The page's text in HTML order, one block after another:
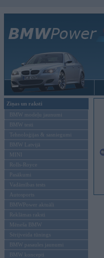
Ziņas un raksti
BMW modeļu jaunumi
BMW testi
Tehnoloģijas & sasniegumi
BMW Latvijā
MINI
Rolls-Royce
Pasākumi
Vadāmības tests
Autosports
BMWPower aktuāli
Reklāmas raksti
Mēneša BMW
Sērijveida tūnings
BMW pasaules jaunumi
BMW koncepti